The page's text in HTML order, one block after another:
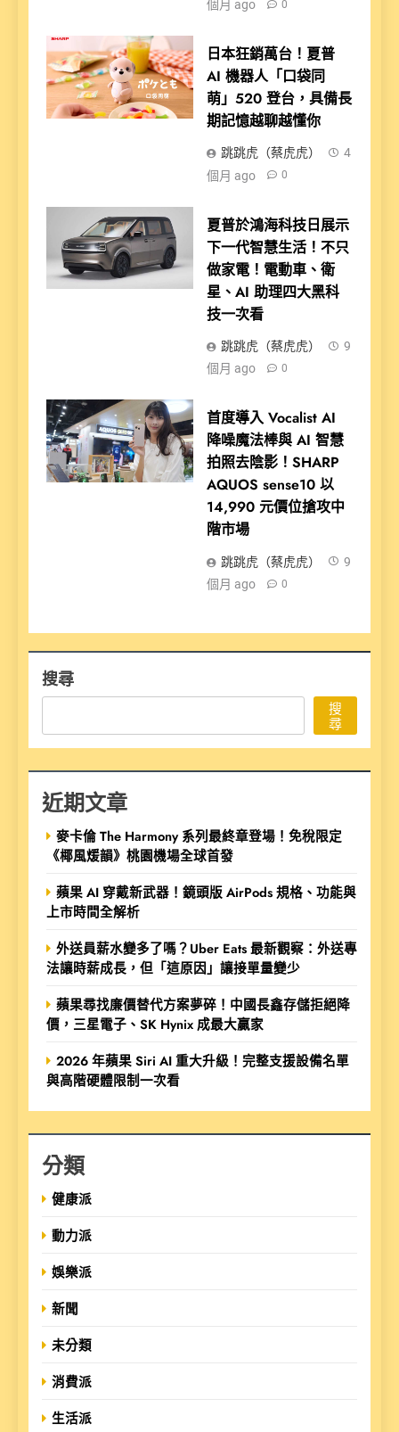
個月 ago 0
日本狂銷萬台！夏普
AI 機器人「口袋同
萌」520 登台，具備長
期記憶越聊越懂你
跳跳虎（蔡虎虎）
4
個月 ago
0
夏普於鴻海科技日展示
下一代智慧生活！不只
做家電！電動車、衛
星、AI 助理四大黑科
技一次看
跳跳虎（蔡虎虎）
9
個月 ago
0
首度導入 Vocalist AI
降噪魔法棒與 AI 智慧
拍照去陰影！SHARP
AQUOS sense10 以
14,990 元價位搶攻中
階市場
跳跳虎（蔡虎虎）
9
個月 ago
0
搜尋
搜
尋
近期文章
麥卡倫 The Harmony 系列最終章登場！免稅限定
《椰風煖韻》桃園機場全球首發
蘋果 AI 穿戴新武器！鏡頭版 AirPods 規格、功能與
上市時間全解析
外送員薪水變多了嗎？Uber Eats 最新觀察：外送專
法讓時薪成長，但「這原因」讓接單量變少
蘋果尋找廉價替代方案夢碎！中國長鑫存儲拒絕降
價，三星電子、SK Hynix 成最大贏家
2026 年蘋果 Siri AI 重大升級！完整支援設備名單
與高階硬體限制一次看
分類
健康派
動力派
娛樂派
新聞
未分類
消費派
生活派